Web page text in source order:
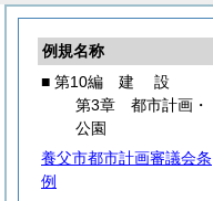
例規名称
■ 第10編 建 設
第3章 都市計画・
公園
養父市都市計画審議会条
例